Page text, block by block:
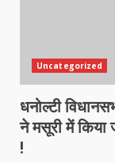
Uncategorized
धनोल्टी
ने मसूरी में किया
!